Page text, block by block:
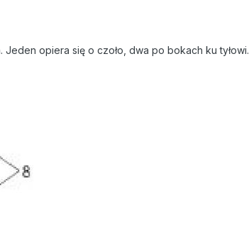
opiera się o czoło, dwa po bokach ku tyłowi.